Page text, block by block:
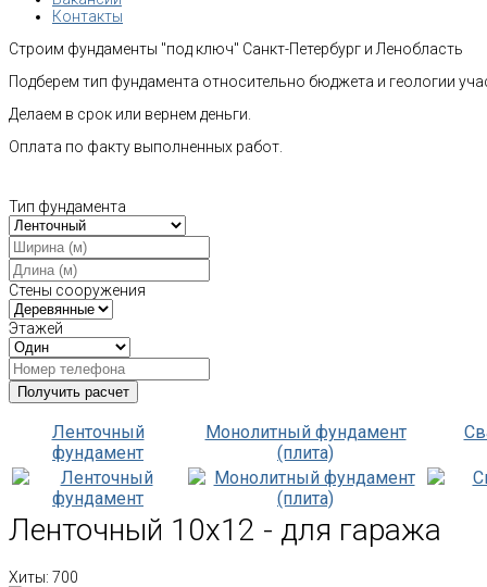
Контакты
Строим фундаменты "под ключ" Санкт-Петербург и Ленобласть
Подберем тип фундамента относительно бюджета и геологии
Делаем в срок или вернем деньги.
Оплата по факту выполненных работ.
Тип фундамента
Стены сооружения
Этажей
Ленточный
фундамент
Монолитный фундамент
(плита)
Ленточный 10х12 - для гаража
Хиты: 700